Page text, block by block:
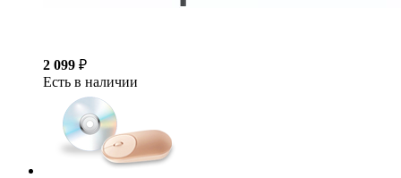
2 099 ₽
Есть в наличии